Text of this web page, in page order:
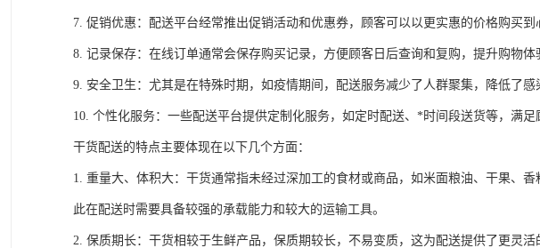
7. 促销优惠：配送平台经常推出促销活动和优惠券，顾客可以以更实惠的价格购买到
8. 记录保存：在线订单通常会保存购买记录，方便顾客日后查询和复购，提升购物体
9. 安全卫生：尤其是在特殊时期，如疫情期间，配送服务减少了人群聚集，降低了
10. 个性化服务：一些配送平台提供定制化服务，如定时配送、*时间段送货等，满
干货配送的特点主要体现在以下几个方面：
1. 重量大、体积大：干货通常指未经过深加工的食材或商品，如米面粮油、干果、
此在配送时需要具备较强的承载能力和较大的运输工具。
2. 保质期长：干货相较于生鲜产品，保质期较长，不易变质，这为配送提供了更灵